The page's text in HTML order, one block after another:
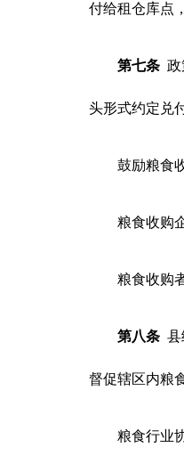
付给租仓库点
第七条 政
头形式约定兑
鼓励粮食
粮食收购
粮食收购
第八条 县
督促辖区内粮
粮食行业